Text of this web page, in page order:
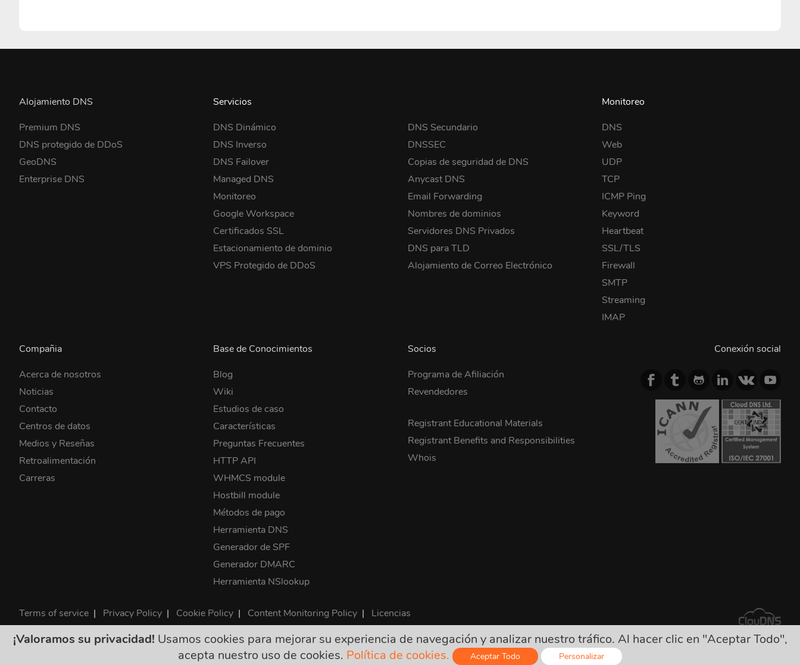
Alojamiento DNS
Premium DNS
DNS protegido de DDoS
GeoDNS
Enterprise DNS
Servicios
DNS Dinámico
DNS Inverso
DNS Failover
Managed DNS
Monitoreo
Google Workspace
Certificados SSL
Estacionamiento de dominio
VPS Protegido de DDoS
DNS Secundario
DNSSEC
Copias de seguridad de DNS
Anycast DNS
Email Forwarding
Nombres de dominios
Servidores DNS Privados
DNS para TLD
Alojamiento de Correo Electrónico
Monitoreo
DNS
Web
UDP
TCP
ICMP Ping
Keyword
Heartbeat
SSL/TLS
Firewall
SMTP
Streaming
IMAP
Compañia
Acerca de nosotros
Noticias
Contacto
Centros de datos
Medios y Reseñas
Retroalimentación
Carreras
Base de Conocimientos
Blog
Wiki
Estudios de caso
Características
Preguntas Frecuentes
HTTP API
WHMCS module
Hostbill module
Métodos de pago
Herramienta DNS
Generador de SPF
Generador DMARC
Herramienta NSlookup
Socios
Programa de Afiliación
Revendedores
Registrant Educational Materials
Registrant Benefits and Responsibilities
Whois
Conexión social
Terms of service | Privacy Policy | Cookie Policy | Content Monitoring Policy | Licencias
©2026 ClouDNS
Todos los precios son finales e incluyen todos los impuestos requeridos. ¡No hay otros cargos ocultos!
¡Valoramos su privacidad! Usamos cookies para mejorar su experiencia de navegación y analizar nuestro tráfico. Al hacer clic en "Aceptar Todo",
acepta nuestro uso de cookies. Política de cookies. Aceptar Todo Personalizar